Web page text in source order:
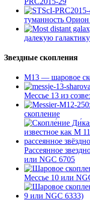
туманность
далекую
Звездные скопления
М13 — шаровое
Мессье 13 из
скопление
Рассеянное
или NGC 6705
Мессье 10 или